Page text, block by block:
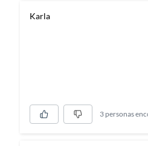
Karla
3 personas